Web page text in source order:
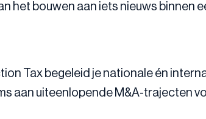
het bouwen aan iets nieuws binnen
Tax begeleid je nationale én
aan uiteenlopende M&A-trajecten